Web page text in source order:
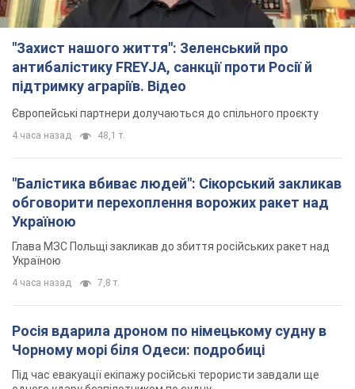
"Захист нашого життя": Зеленський про
антибалістику FREYJA, санкції проти Росії й
підтримку аграріїв. Відео
Європейські партнери долучаються до спільного проєкту
4 часа назад 48,1 т.
"Балістика вбиває людей": Сікорський закликав
обговорити перехоплення ворожих ракет над
Україною
Глава МЗС Польщі закликав до збиття російських ракет над
Україною
4 часа назад 7,8 т.
Росія вдарила дроном по німецькому судну в
Чорному морі біля Одеси: подробиці
Під час евакуації екіпажу російські терористи завдали ще